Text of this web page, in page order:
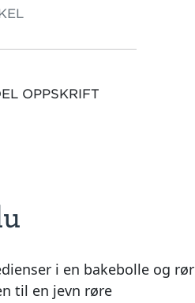
OPPSKRIFT
i en bakebolle og rør
til en jevn røre